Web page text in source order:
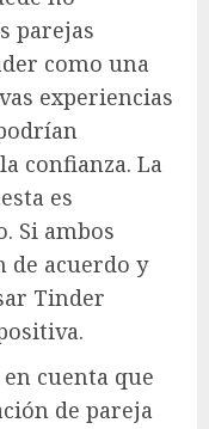
parejas
como una
experiencias
confianza. La
es
Si ambos
de acuerdo y
Tinder
cuenta que
de pareja